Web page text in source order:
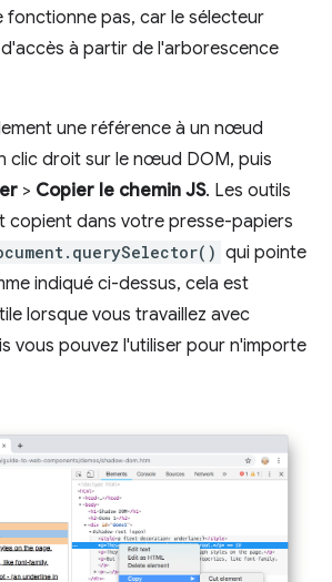
pas, car le sélecteur
à partir de l'arborescence
une référence à un nœud
clic droit sur le nœud DOM, puis
> Copier le chemin JS. Les outils
copient dans votre presse-papiers
qui pointe
indiqué ci-dessus, cela est
lorsque vous travaillez avec
vous pouvez l'utiliser pour n'importe